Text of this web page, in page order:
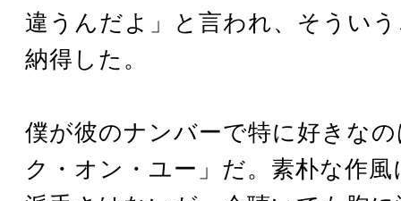
違うんだよ」と言われ、そうい
納得した。
僕が彼のナンバーで特に好きな
ク・オン・ユー」だ。素朴な作